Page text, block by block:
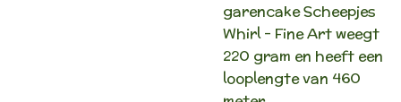
garencake Scheepjes
Whirl - Fine Art weegt
220 gram en heeft een
looplengte van 460